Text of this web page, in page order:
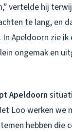
vertelde hij
te lang, en
Apeldoorn zie ik
ongemak en
Apeldoorn
Loo werken we
hebben die